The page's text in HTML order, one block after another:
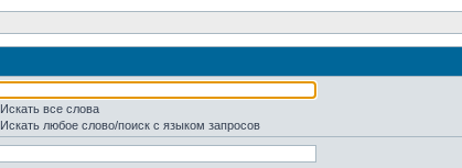
Искать все слова
Искать любое слово/поиск с языком запросов